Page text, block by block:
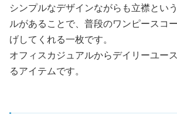
シンプルなデザインながらも立襟とい
ルがあることで、普段のワンピースコ
げしてくれる一枚です。
オフィスカジュアルからデイリーユー
るアイテムです。